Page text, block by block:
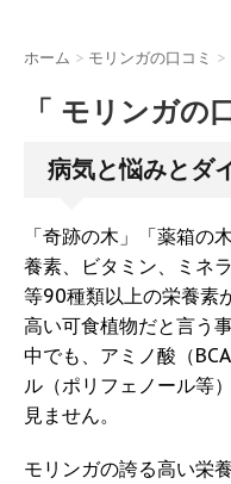
ホーム > モリンガの口コミ >
「 モリンガの
病気と悩みとダ
「奇跡の木」「薬箱の
養素、ビタミン、ミネ
等90種類以上の栄養素
高い可食植物だと言う
中でも、アミノ酸（
ル（ポリフェノール等
見ません。
モリンガの誇る高い栄